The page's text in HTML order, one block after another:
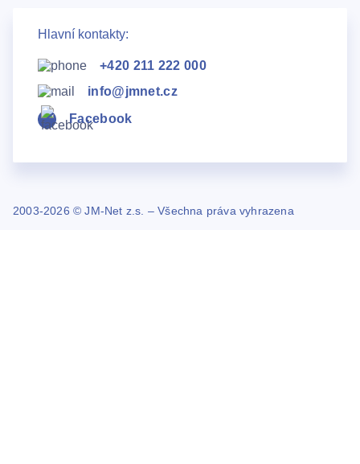
Hlavní kontakty:
+420 211 222 000
info@jmnet.cz
Facebook
2003-2026 © JM-Net z.s. – Všechna práva vyhrazena